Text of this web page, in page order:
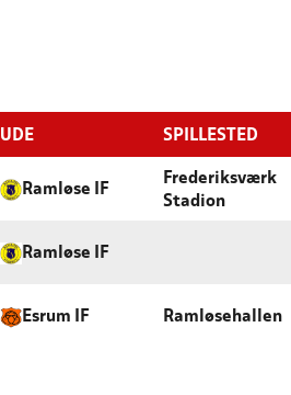
UDE SPILLESTED
Ramløse IF
Frederiksværk
Stadion
Ramløse IF
Esrum IF Ramløsehallen